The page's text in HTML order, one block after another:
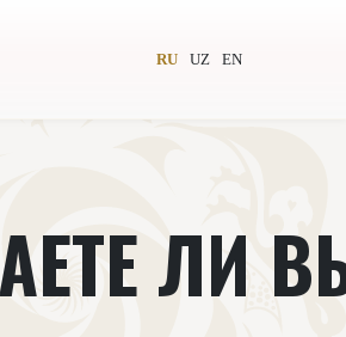
RU UZ EN
Всемирное обществоЛИ